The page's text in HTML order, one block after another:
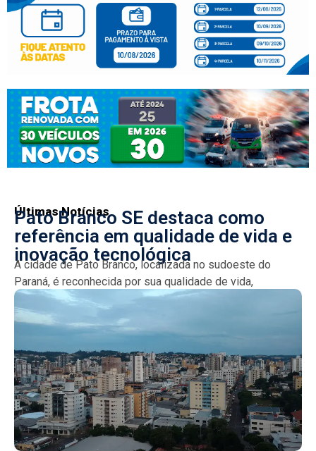
Últimas Notícias
Pato Branco SE destaca como
referência em qualidade de vida e
inovação tecnológica
A cidade de Pato Branco, localizada no sudoeste do
Paraná, é reconhecida por sua qualidade de vida,
segurança e um mercado em ascensão voltado para...